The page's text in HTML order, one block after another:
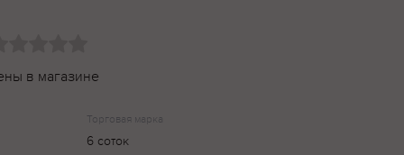
в магазине
Торговая марка
6 соток